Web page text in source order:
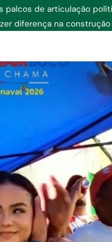
palcos de articulação
diferença na